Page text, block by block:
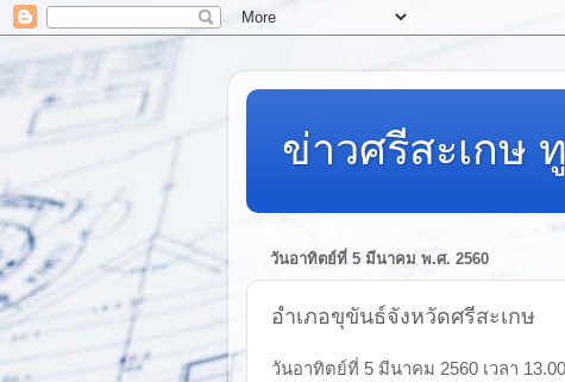
ข่าวศรีสะเกษ
วันอาทิตย์ที่ 5 มีนาคม พ.ศ. 2560
อำเภอขุขันธ์จังหวัดศรีสะเกษ
วันอาทิตย์ที่ 5 มีนาคม 2560 เวลา